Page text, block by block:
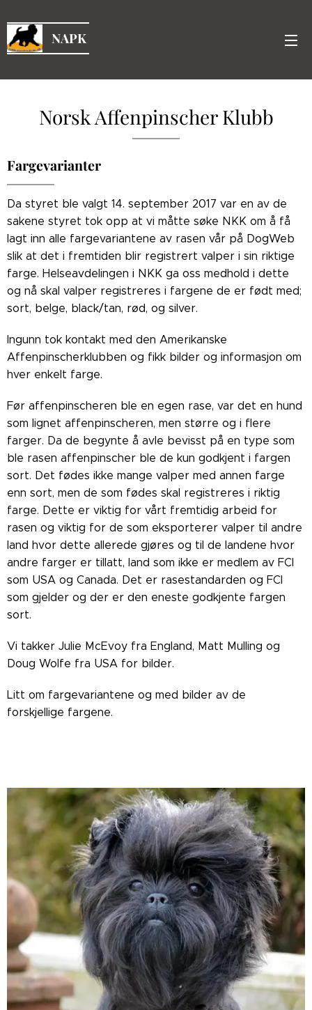
NAPK
Norsk Affenpinscher Klubb
Fargevarianter
Da styret ble valgt 14. september 2017 var en av de
sakene styret tok opp at vi måtte søke NKK om å få
lagt inn alle fargevariantene av rasen vår på DogWeb
slik at det i fremtiden blir registrert valper i sin riktige
farge. Helseavdelingen i NKK ga oss medhold i dette
og nå skal valper registreres i fargene de er født med;
sort, belge, black/tan, rød, og silver.
Ingunn tok kontakt med den Amerikanske
Affenpinscherklubben og fikk bilder og informasjon om
hver enkelt farge.
Før affenpinscheren ble en egen rase, var det en hund
som lignet affenpinscheren, men større og i flere
farger. Da de begynte å avle bevisst på en type som
ble rasen affenpinscher ble de kun godkjent i fargen
sort. Det fødes ikke mange valper med annen farge
enn sort, men de som fødes skal registreres i riktig
farge. Dette er viktig for vårt fremtidig arbeid for
rasen og viktig for de som eksporterer valper til andre
land hvor dette allerede gjøres og til de landene hvor
andre farger er tillatt, land som ikke er medlem av FCI
som USA og Canada. Det er rasestandarden og FCI
som gjelder og der er den eneste godkjente fargen
sort.
Vi takker Julie McEvoy fra England, Matt Mulling og
Doug Wolfe fra USA for bilder.
Litt om fargevariantene og med bilder av de
forskjellige fargene.